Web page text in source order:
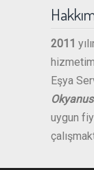
2011
Eşya
uygun